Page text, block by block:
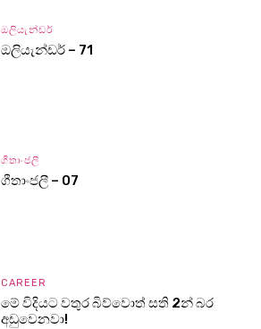
ඔලියැන්ඩර්
ඔලියැන්ඩර් – 71
ගීතාංජලී
ගීතාංජලී – 07
CAREER
මේ විදියට වතුර බිව්වොත් සති 2න් බර
අඩුවෙනවා!